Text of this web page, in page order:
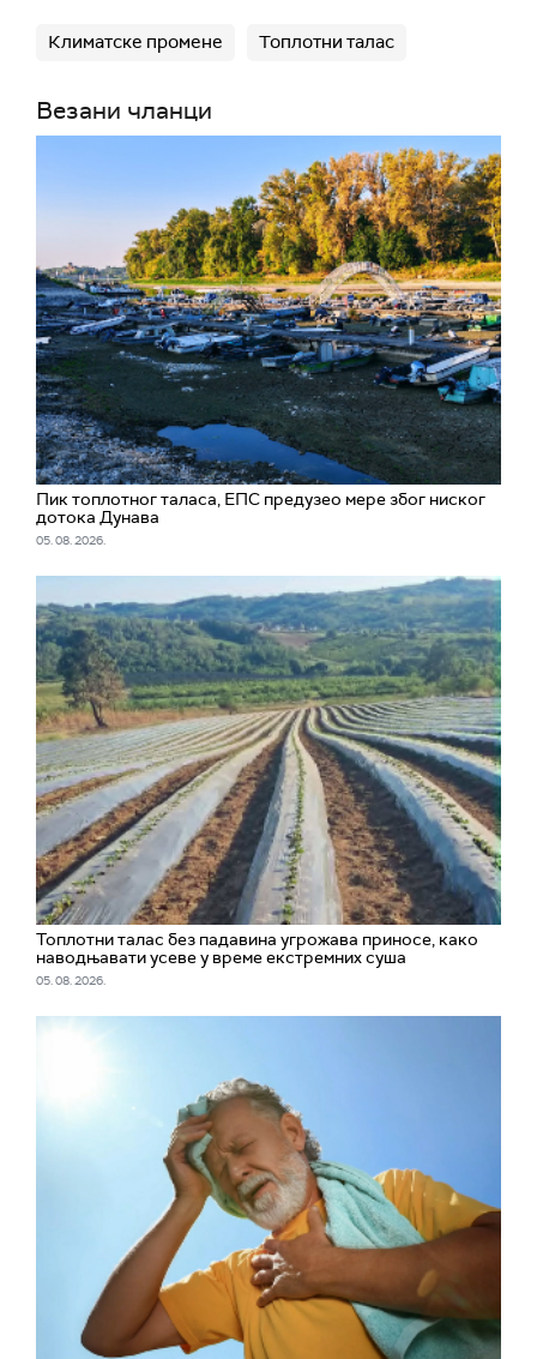
Климатске промене Топлотни талас
Везани чланци
Пик топлотног таласа, ЕПС предузео мере због ниског
дотока Дунава
05. 08. 2026.
Топлотни талас без падавина угрожава приносе, како
наводњавати усеве у време екстремних суша
05. 08. 2026.